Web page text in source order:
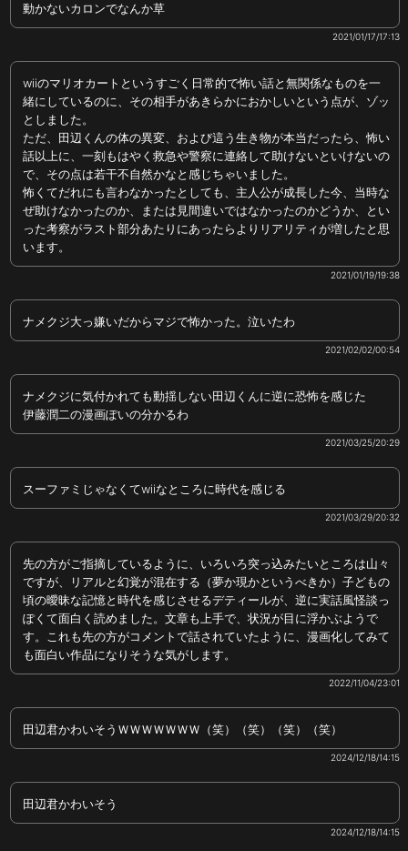
動かないカロンでなんか草
2021/01/17/17:13
wiiのマリオカートというすごく日常的で怖い話と無関係なものを一
緒にしているのに、その相手があきらかにおかしいという点が、ゾッ
としました。
ただ、田辺くんの体の異変、および這う生き物が本当だったら、怖い
話以上に、一刻もはやく救急や警察に連絡して助けないといけないの
で、その点は若干不自然かなと感じちゃいました。
怖くてだれにも言わなかったとしても、主人公が成長した今、当時な
ぜ助けなかったのか、または見間違いではなかったのかどうか、とい
った考察がラスト部分あたりにあったらよりリアリティが増したと思
います。
2021/01/19/19:38
ナメクジ大っ嫌いだからマジで怖かった。泣いたわ
2021/02/02/00:54
ナメクジに気付かれても動揺しない田辺くんに逆に恐怖を感じた
伊藤潤二の漫画ぽいの分かるわ
2021/03/25/20:29
スーファミじゃなくてwiiなところに時代を感じる
2021/03/29/20:32
先の方がご指摘しているように、いろいろ突っ込みたいところは山々
ですが、リアルと幻覚が混在する（夢か現かというべきか）子どもの
頃の曖昧な記憶と時代を感じさせるデティールが、逆に実話風怪談っ
ぽくて面白く読めました。文章も上手で、状況が目に浮かぶようで
す。これも先の方がコメントで話されていたように、漫画化してみて
も面白い作品になりそうな気がします。
2022/11/04/23:01
田辺君かわいそうＷＷＷＷＷＷＷ（笑）（笑）（笑）（笑）
2024/12/18/14:15
田辺君かわいそう
2024/12/18/14:15